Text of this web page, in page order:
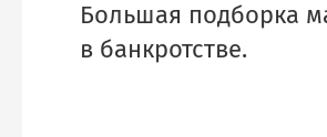
Большая подборка
в банкротстве.